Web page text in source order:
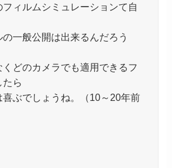
ィルムシミュレーションて自
一般公開は出来るんだろう
どのカメラでも適用できるフ
たら
ぶでしょうね。（10～20年前